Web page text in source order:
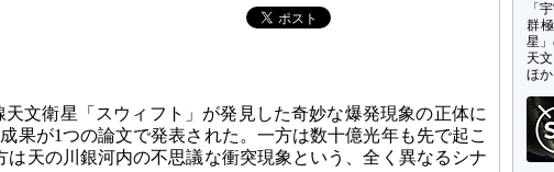
天文衛星「スウィフト」が発見した奇妙な爆発現象の正体に
果が1つの論文で発表された。一方は数十億光年も先で起こ
は天の川銀河内の不思議な衝突現象という、全く異なるシナ
「
群
星
天
ほか